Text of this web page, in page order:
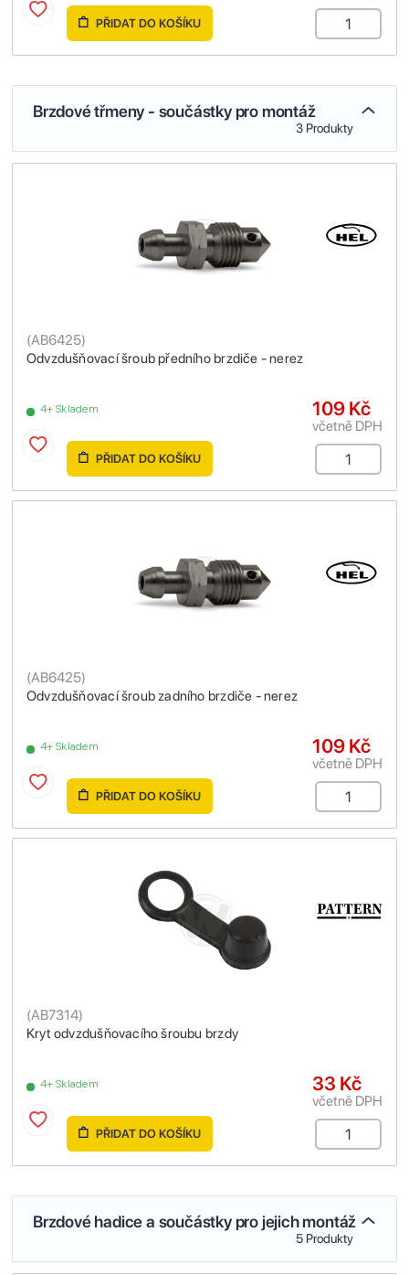
PŘIDAT DO KOŠÍKU
Brzdové třmeny - součástky pro montáž
3 Produkty
Odvzdušňovací šroub předního brzdiče - nerez
(AB6425)
4+ Skladem 109 Kč
včetně DPH
PŘIDAT DO KOŠÍKU
Odvzdušňovací šroub zadního brzdiče - nerez
(AB6425)
4+ Skladem 109 Kč
včetně DPH
PŘIDAT DO KOŠÍKU
Kryt odvzdušňovacího šroubu brzdy
(AB7314)
4+ Skladem 33 Kč
včetně DPH
PŘIDAT DO KOŠÍKU
Brzdové hadice a součástky pro jejich montáž
5 Produkty